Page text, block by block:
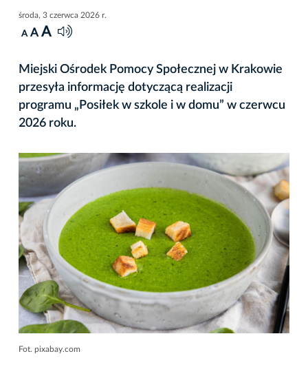
środa, 3 czerwca 2026 r.
A A A
Miejski Ośrodek Pomocy Społecznej w Krakowie
przesyła informację dotyczącą realizacji
programu „Posiłek w szkole i w domu” w czerwcu
2026 roku.
Fot. pixabay.com